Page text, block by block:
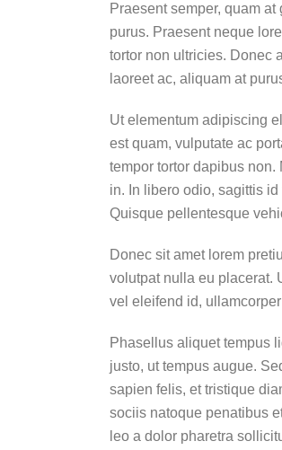
Praesent semper, quam
purus. Praesent neque
tortor non ultricies. Donec
laoreet ac, aliquam at
Ut elementum adipiscing
est quam, vulputate ac
tempor tortor dapibus
in. In libero odio, sagittis
Quisque pellentesque
Donec sit amet lorem
volutpat nulla eu placerat.
vel eleifend id,
Phasellus aliquet tempus
justo, ut tempus augue.
sapien felis, et tristique
sociis natoque penatibus
leo a dolor pharetra